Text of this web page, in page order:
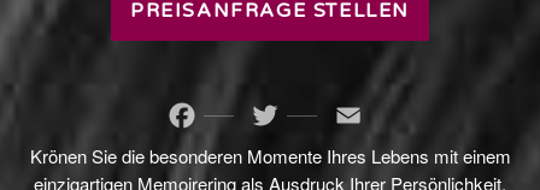
PREISANFRAGE STELLEN
Facebook Twitter Email
Krönen Sie die besonderen Momente Ihres Lebens mit einem
einzigartigen Memoirering als Ausdruck Ihrer Persönlichkeit.